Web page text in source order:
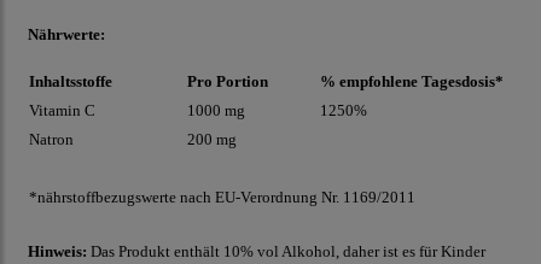
Nährwerte:
Inhaltsstoffe Pro Portion
% empfohlene Tagesdosis*
Vitamin C
1000 mg
1250%
Natron
200 mg
*nährstoffbezugswerte nach EU-Verordnung Nr. 1169/2011
Hinweis: Das Produkt enthält 10% vol Alkohol, daher ist es für Kinder